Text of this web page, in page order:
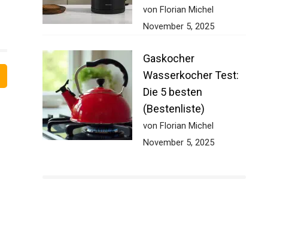
von Florian Michel
November 5, 2025
Gaskocher
Wasserkocher Test:
Die 5 besten
(Bestenliste)
von Florian Michel
November 5, 2025